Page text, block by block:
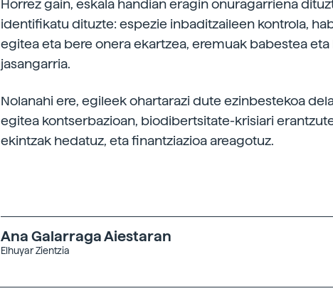
Horrez gain, eskala handian eragin onuragarriena
identifikatu dituzte: espezie inbaditzaileen kontrola,
egitea eta bere onera ekartzea, eremuak babestea
jasangarria.
Nolanahi ere, egileek ohartarazi dute ezinbestekoa
egitea kontserbazioan, biodibertsitate-krisiari
ekintzak hedatuz, eta finantziazioa areagotuz.
Ana Galarraga Aiestaran
Elhuyar Zientzia